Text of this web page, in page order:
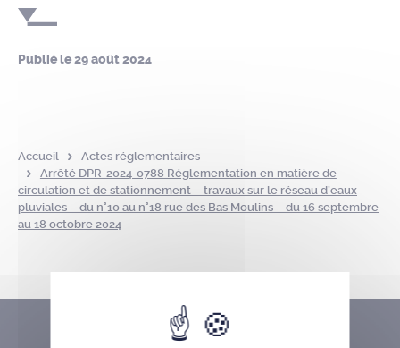
Publié le29 août 2024
Accueil
Actes réglementaires
Arrêté DPR-2024-0788 Réglementation en matière de
circulation et de stationnement – travaux sur le réseau d’eaux
pluviales – du n°10 au n°18 rue des Bas Moulins – du 16 septembre
au 18 octobre 2024